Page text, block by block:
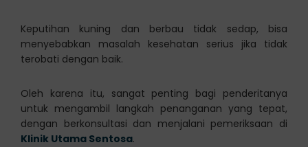
Keputihan kuning dan berbau tidak sedap, bisa
menyebabkan masalah kesehatan serius jika tidak
terobati dengan baik.
Oleh karena itu, sangat penting bagi penderitanya
untuk mengambil langkah penanganan yang tepat,
dengan berkonsultasi dan menjalani pemeriksaan di
Klinik Utama Sentosa.